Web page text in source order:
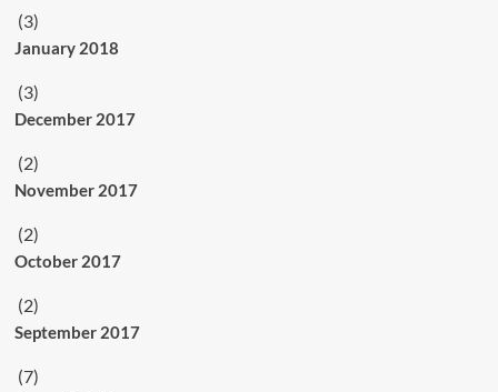
(3)
January 2018
(3)
December 2017
(2)
November 2017
(2)
October 2017
(2)
September 2017
(7)